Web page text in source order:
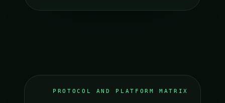
PROTOCOL AND PLATFORM MATRIX